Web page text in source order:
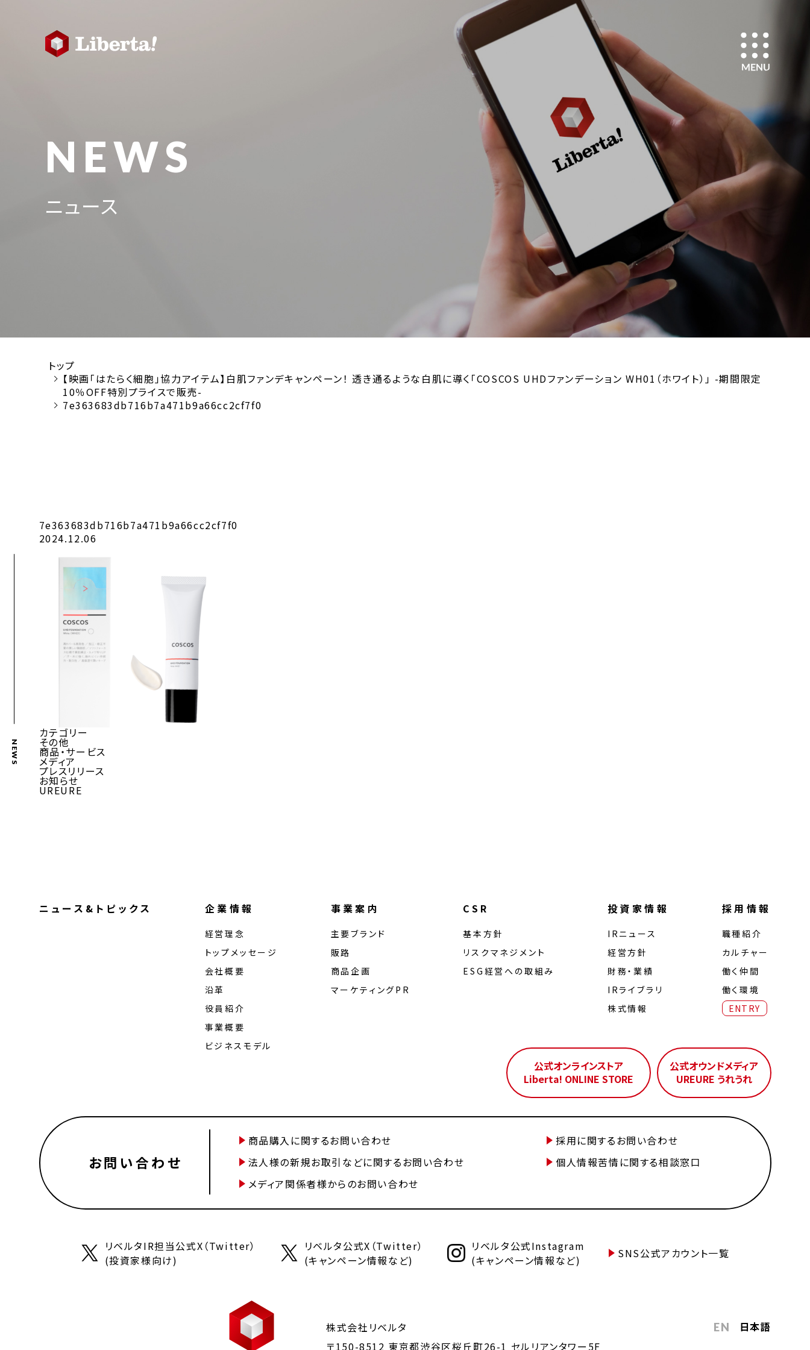
NEWS
ニュース
トップ
【映画「はたらく細胞」協力アイテム】白肌ファンデキャンペーン！ 透き通るような白肌に導く「COSCOS UHDファンデーション WH01（ホワイト）」 -期間限定
10％OFF特別プライスで販売-
7e363683db716b7a471b9a66cc2cf7f0
NEWS
7e363683db716b7a471b9a66cc2cf7f0
2024.12.06
カテゴリー
その他
商品・サービス
メディア
プレスリリース
お知らせ
UREURE
ニュース&トピックス 企業情報
経営理念
トップメッセージ
会社概要
沿革
役員紹介
事業概要
ビジネスモデル
事業案内
主要ブランド
販路
商品企画
マーケティングPR
CSR
基本方針
リスクマネジメント
ESG経営への取組み
投資家情報
IRニュース
経営⽅針
財務・業績
IRライブラリ
株式情報
採用情報
職種紹介
カルチャー
働く仲間
働く環境
ENTRY
公式オンラインストア
Liberta! ONLINE STORE
公式オウンドメディア
UREURE うれうれ
お問い合わせ
商品購入に関するお問い合わせ
採用に関するお問い合わせ
法人様の新規お取引などに関するお問い合わせ
個人情報苦情に関する相談窓口
メディア関係者様からのお問い合わせ
リベルタIR担当公式X（Twitter）
(投資家様向け)
リベルタ公式X（Twitter）
(キャンペーン情報など)
リベルタ公式Instagram
(キャンペーン情報など)
SNS公式アカウント一覧
EN 日本語
株式会社リベルタ
〒150-8512 東京都渋谷区桜丘町26-1 セルリアンタワー5F